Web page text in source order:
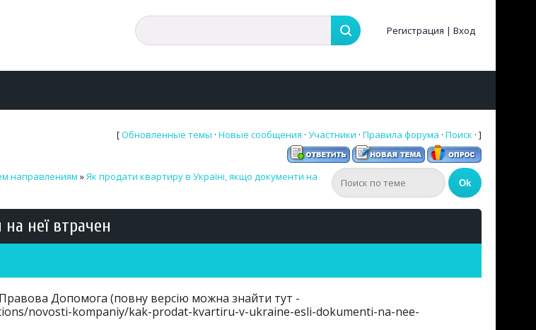
Регистрация | Вход
[Обновленные темы · Новые сообщения · Участники · Правила форума · Поиск · ]
направлениям »Як продати квартиру в Україні, якщо документи на
неї втрачен
Допомога (повну версію можна знайти тут -
novosti-kompaniy/kak-prodat-kvartiru-v-ukraine-esli-dokumenti-na-nee-